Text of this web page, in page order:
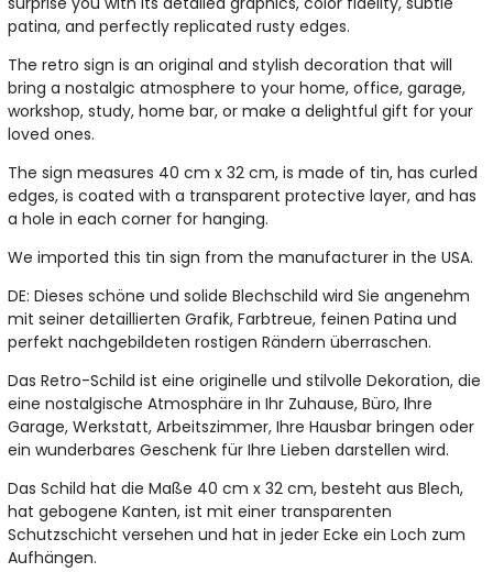
patina, and perfectly replicated rusty edges.
The retro sign is an original and stylish decoration that will
bring a nostalgic atmosphere to your home, office, garage,
workshop, study, home bar, or make a delightful gift for your
loved ones.
The sign measures 40 cm x 32 cm, is made of tin, has curled
edges, is coated with a transparent protective layer, and has
a hole in each corner for hanging.
We imported this tin sign from the manufacturer in the USA.
DE: Dieses schöne und solide Blechschild wird Sie angenehm
mit seiner detaillierten Grafik, Farbtreue, feinen Patina und
perfekt nachgebildeten rostigen Rändern überraschen.
Das Retro-Schild ist eine originelle und stilvolle Dekoration, die
eine nostalgische Atmosphäre in Ihr Zuhause, Büro, Ihre
Garage, Werkstatt, Arbeitszimmer, Ihre Hausbar bringen oder
ein wunderbares Geschenk für Ihre Lieben darstellen wird.
Das Schild hat die Maße 40 cm x 32 cm, besteht aus Blech,
hat gebogene Kanten, ist mit einer transparenten
Schutzschicht versehen und hat in jeder Ecke ein Loch zum
Aufhängen.